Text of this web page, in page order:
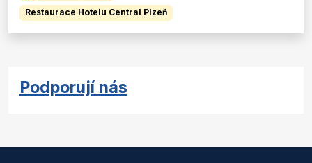
Restaurace Hotelu Central Plzeň
Podporují nás